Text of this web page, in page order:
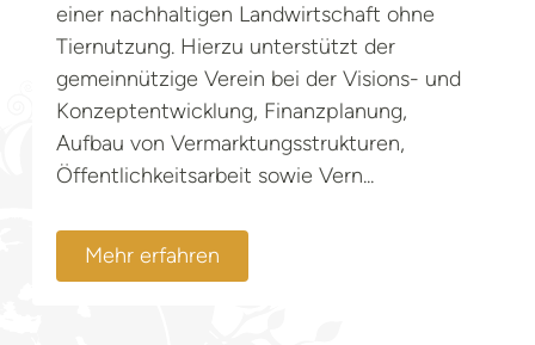
einer nachhaltigen Landwirtschaft ohne
Tiernutzung. Hierzu unterstützt der
gemeinnützige Verein bei der Visions- und
Konzeptentwicklung, Finanzplanung,
Aufbau von Vermarktungsstrukturen,
Öffentlichkeitsarbeit sowie Vern...
Mehr erfahren